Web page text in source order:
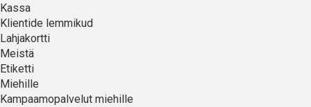
Kassa
Klientide lemmikud
Lahjakortti
Meistä
Etiketti
Miehille
Kampaamopalvelut miehille